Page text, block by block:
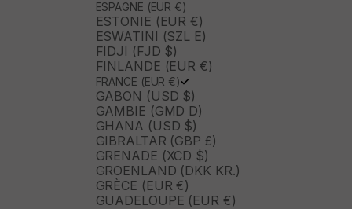
ESPAGNE (EUR €)
ESTONIE (EUR €)
ESWATINI (SZL E)
FIDJI (FJD $)
FINLANDE (EUR €)
FRANCE (EUR €)
GABON (USD $)
GAMBIE (GMD D)
GHANA (USD $)
GIBRALTAR (GBP £)
GRENADE (XCD $)
GROENLAND (DKK KR.)
GRÈCE (EUR €)
GUADELOUPE (EUR €)